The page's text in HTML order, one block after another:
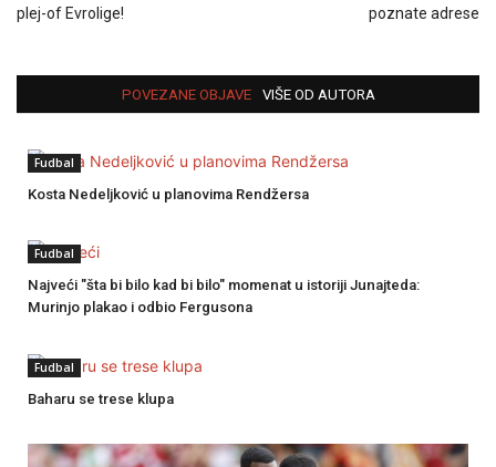
plej-of Evrolige!
poznate adrese
POVEZANE OBJAVE VIŠE OD AUTORA
Fudbal
Kosta Nedeljković u planovima Rendžersa
Fudbal
Najveći "šta bi bilo kad bi bilo" momenat u istoriji Junajteda:
Murinjo plakao i odbio Fergusona
Fudbal
Baharu se trese klupa